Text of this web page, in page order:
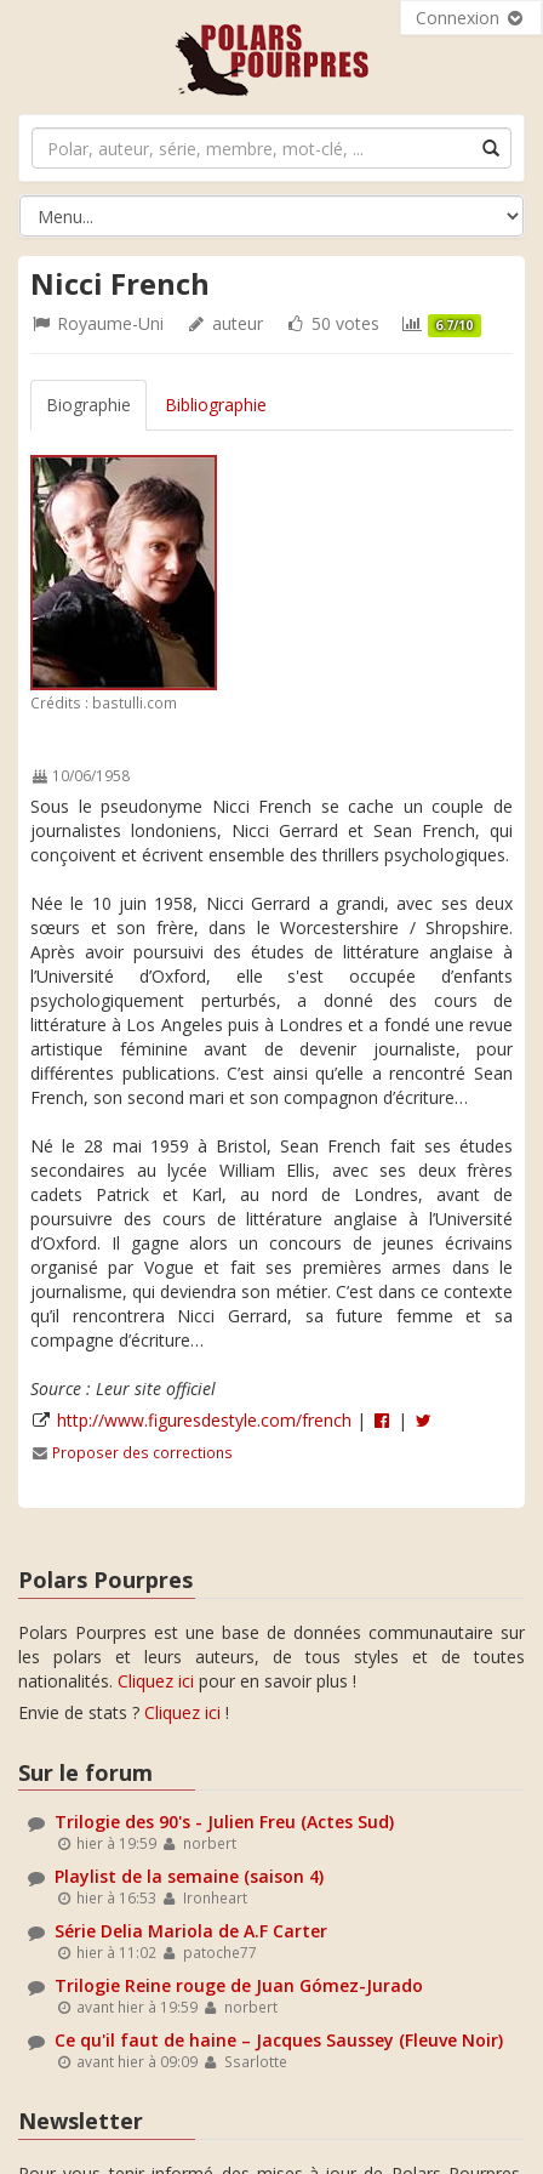
Connexion
Nicci French
Royaume-Uni auteur 50 votes 6.7/10
Biographie Bibliographie
Crédits : bastulli.com
10/06/1958
Sous le pseudonyme Nicci French se cache un couple de
journalistes londoniens, Nicci Gerrard et Sean French, qui
conçoivent et écrivent ensemble des thrillers psychologiques.
Née le 10 juin 1958, Nicci Gerrard a grandi, avec ses deux
sœurs et son frère, dans le Worcestershire / Shropshire.
Après avoir poursuivi des études de littérature anglaise à
l’Université d’Oxford, elle s'est occupée d’enfants
psychologiquement perturbés, a donné des cours de
littérature à Los Angeles puis à Londres et a fondé une revue
artistique féminine avant de devenir journaliste, pour
différentes publications. C’est ainsi qu’elle a rencontré Sean
French, son second mari et son compagnon d’écriture…
Né le 28 mai 1959 à Bristol, Sean French fait ses études
secondaires au lycée William Ellis, avec ses deux frères
cadets Patrick et Karl, au nord de Londres, avant de
poursuivre des cours de littérature anglaise à l’Université
d’Oxford. Il gagne alors un concours de jeunes écrivains
organisé par Vogue et fait ses premières armes dans le
journalisme, qui deviendra son métier. C’est dans ce contexte
qu’il rencontrera Nicci Gerrard, sa future femme et sa
compagne d’écriture…
Source : Leur site officiel
http://www.figuresdestyle.com/french | |
Proposer des corrections
Polars Pourpres
Polars Pourpres est une base de données communautaire sur
les polars et leurs auteurs, de tous styles et de toutes
nationalités. Cliquez ici pour en savoir plus !
Envie de stats ? Cliquez ici !
Sur le forum
Trilogie des 90's - Julien Freu (Actes Sud)
hier à 19:59 norbert
Playlist de la semaine (saison 4)
hier à 16:53 Ironheart
Série Delia Mariola de A.F Carter
hier à 11:02 patoche77
Trilogie Reine rouge de Juan Gómez-Jurado
avant hier à 19:59 norbert
Ce qu'il faut de haine – Jacques Saussey (Fleuve Noir)
avant hier à 09:09 Ssarlotte
Newsletter